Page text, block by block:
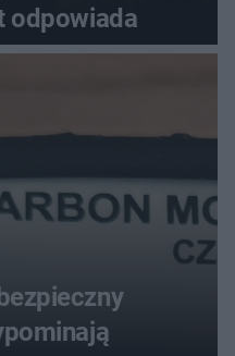
odpowiada